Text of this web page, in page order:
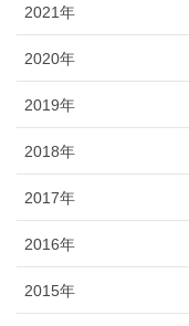
2021年
2020年
2019年
2018年
2017年
2016年
2015年